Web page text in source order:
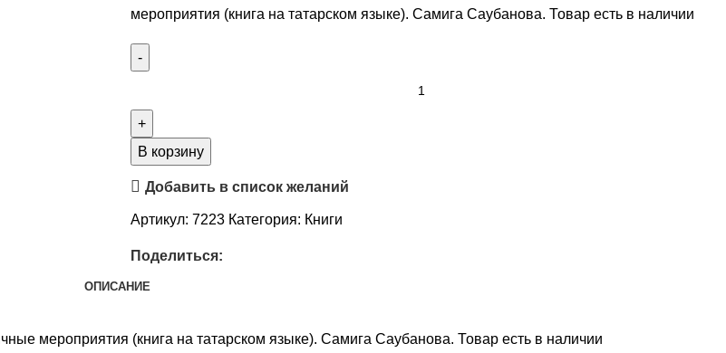
мероприятия (книга на татарском языке). Самига Саубанова. Товар есть в наличии
В корзину
Добавить в список желаний
Артикул: 7223 Категория: Книги
Поделиться:
ОПИСАНИЕ
мероприятия (книга на татарском языке). Самига Саубанова. Товар есть в наличии